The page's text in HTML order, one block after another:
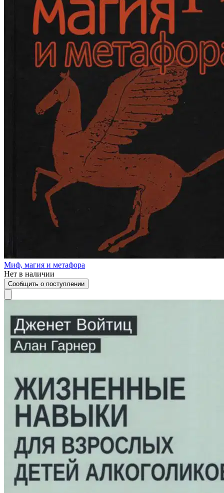
Миф, магия и метафора
Нет в наличии
Сообщить о поступлении